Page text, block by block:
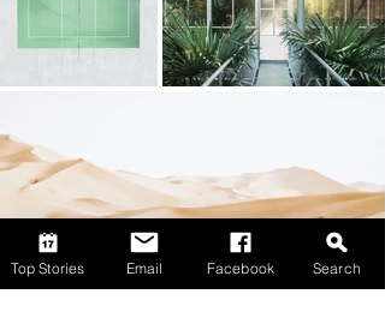
Top Stories Email Facebook Search